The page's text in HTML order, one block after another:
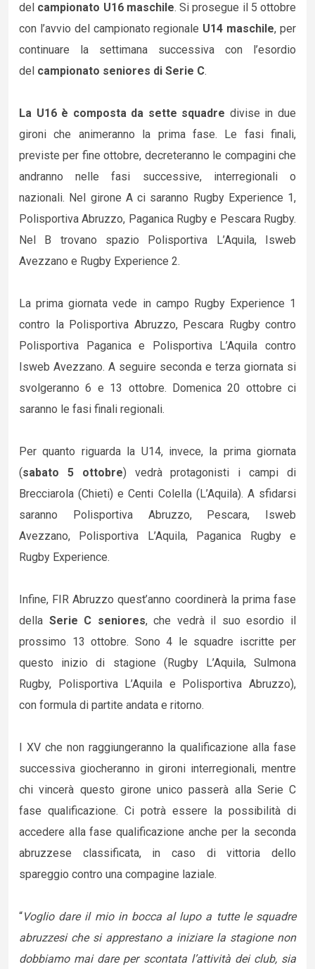
del campionato U16 maschile. Si prosegue il 5 ottobre
con l’avvio del campionato regionale U14 maschile, per
continuare la settimana successiva con l’esordio
del campionato seniores di Serie C.
La U16 è composta da sette squadre divise in due
gironi che animeranno la prima fase. Le fasi finali,
previste per fine ottobre, decreteranno le compagini che
andranno nelle fasi successive, interregionali o
nazionali. Nel girone A ci saranno Rugby Experience 1,
Polisportiva Abruzzo, Paganica Rugby e Pescara Rugby.
Nel B trovano spazio Polisportiva L’Aquila, Isweb
Avezzano e Rugby Experience 2.
La prima giornata vede in campo Rugby Experience 1
contro la Polisportiva Abruzzo, Pescara Rugby contro
Polisportiva Paganica e Polisportiva L’Aquila contro
Isweb Avezzano. A seguire seconda e terza giornata si
svolgeranno 6 e 13 ottobre. Domenica 20 ottobre ci
saranno le fasi finali regionali.
Per quanto riguarda la U14, invece, la prima giornata
(sabato 5 ottobre) vedrà protagonisti i campi di
Brecciarola (Chieti) e Centi Colella (L’Aquila). A sfidarsi
saranno Polisportiva Abruzzo, Pescara, Isweb
Avezzano, Polisportiva L’Aquila, Paganica Rugby e
Rugby Experience.
Infine, FIR Abruzzo quest’anno coordinerà la prima fase
della Serie C seniores, che vedrà il suo esordio il
prossimo 13 ottobre. Sono 4 le squadre iscritte per
questo inizio di stagione (Rugby L’Aquila, Sulmona
Rugby, Polisportiva L’Aquila e Polisportiva Abruzzo),
con formula di partite andata e ritorno.
I XV che non raggiungeranno la qualificazione alla fase
successiva giocheranno in gironi interregionali, mentre
chi vincerà questo girone unico passerà alla Serie C
fase qualificazione. Ci potrà essere la possibilità di
accedere alla fase qualificazione anche per la seconda
abruzzese classificata, in caso di vittoria dello
spareggio contro una compagine laziale.
“Voglio dare il mio in bocca al lupo a tutte le squadre
abruzzesi che si apprestano a iniziare la stagione non
dobbiamo mai dare per scontata l’attività dei club, sia